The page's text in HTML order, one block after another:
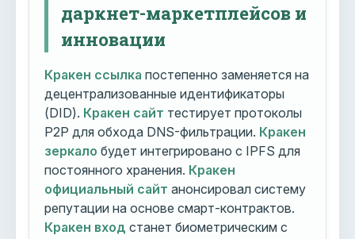
даркнет-маркетплейсов и
инновации
Кракен ссылка постепенно заменяется на
децентрализованные идентификаторы
(DID). Кракен сайт тестирует протоколы
P2P для обхода DNS-фильтрации. Кракен
зеркало будет интегрировано с IPFS для
постоянного хранения. Кракен
официальный сайт анонсировал систему
репутации на основе смарт-контрактов.
Кракен вход станет биометрическим с